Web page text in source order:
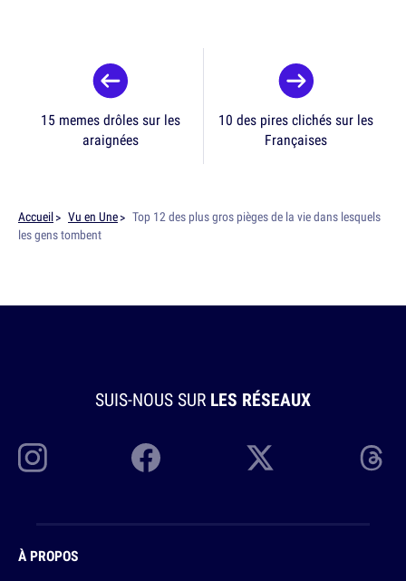
15 memes drôles sur les
araignées
10 des pires clichés sur les
Françaises
Accueil Vu en Une
Top 12 des plus gros pièges de la vie dans lesquels
les gens tombent
SUIS-NOUS SUR LES RÉSEAUX
À PROPOS